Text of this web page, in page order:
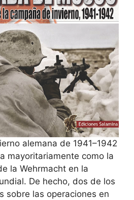
alemana de 1941–1942
mayoritariamente como la
la Wehrmacht en la
De hecho, dos de los
sobre las operaciones en